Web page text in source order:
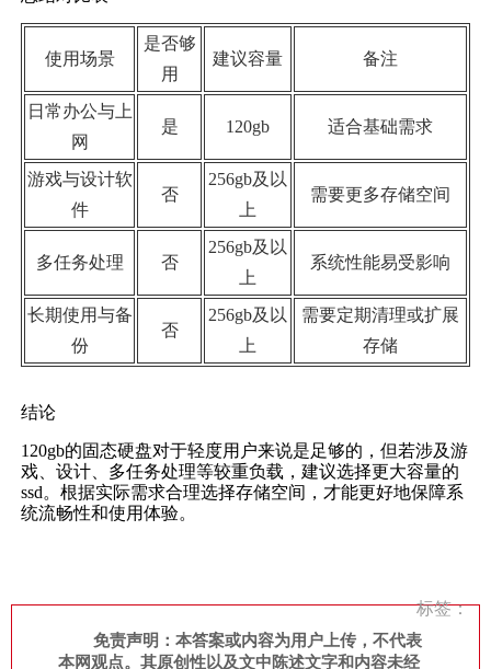
使用场景
是否够
用
建议容量 备注
日常办公与上
网
是 120gb 适合基础需求
游戏与设计软
件
否
256gb及以
上
需要更多存储空间
多任务处理 否
256gb及以
上
系统性能易受影响
长期使用与备
份
否
256gb及以
上
需要定期清理或扩展
存储
结论
120gb的固态硬盘对于轻度用户来说是足够的，但若涉及游
戏、设计、多任务处理等较重负载，建议选择更大容量的
ssd。根据实际需求合理选择存储空间，才能更好地保障系
统流畅性和使用体验。
标签：
免责声明：本答案或内容为用户上传，不代表
本网观点。其原创性以及文中陈述文字和内容未经